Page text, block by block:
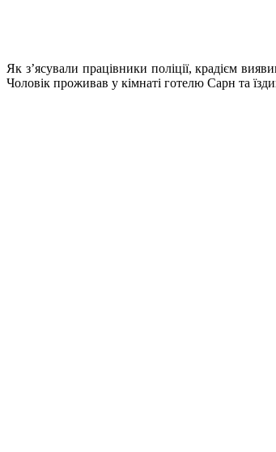
Як з’ясували працівники поліції, крадієм
Чоловік проживав у кімнаті готелю Сарн та